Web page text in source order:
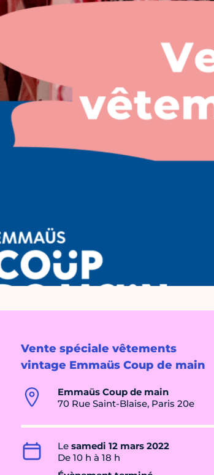
Vente spéciale vêtements
vintage Emmaüs Coup de main
Emmaüs Coup de main
70 Rue Saint-Blaise, Paris 20e
Le samedi 12 mars 2022
De 10 h à 18 h